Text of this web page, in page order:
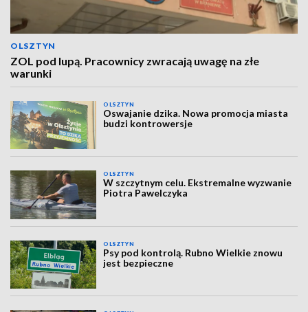
OLSZTYN
ZOL pod lupą. Pracownicy zwracają uwagę na złe
warunki
OLSZTYN
Oswajanie dzika. Nowa promocja miasta
budzi kontrowersje
OLSZTYN
W szczytnym celu. Ekstremalne wyzwanie
Piotra Pawelczyka
OLSZTYN
Psy pod kontrolą. Rubno Wielkie znowu
jest bezpieczne